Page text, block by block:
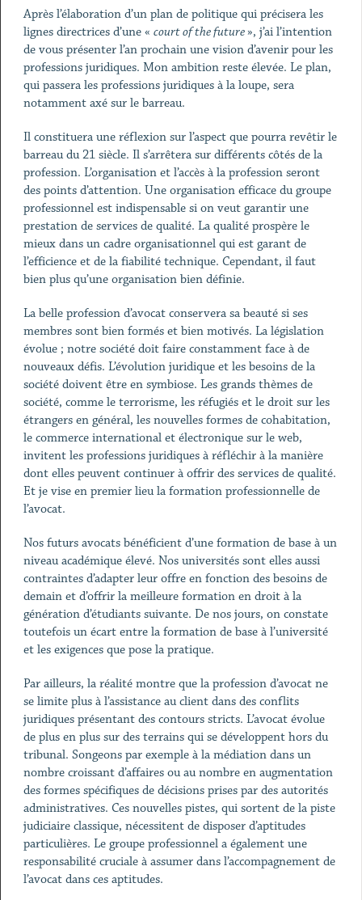
Après l’élaboration d’un plan de politique qui précisera les
lignes directrices d’une « court of the future», j’ai l’intention
de vous présenter l’an prochain une vision d’avenir pour les
professions juridiques. Mon ambition reste élevée. Le plan,
qui passera les professions juridiques à la loupe, sera
notamment axé sur le barreau.
Il constituera une réflexion sur l’aspect que pourra revêtir le
barreau du 21siècle. Il s’arrêtera sur différents côtés de la
profession. L’organisation et l’accès à la profession seront
des points d’attention. Une organisation efficace du groupe
professionnel est indispensable si on veut garantir une
prestation de services de qualité. La qualité prospère le
mieux dans un cadre organisationnel qui est garant de
l’efficience et de la fiabilité technique. Cependant, il faut
bien plus qu’une organisation bien définie.
La belle profession d’avocat conservera sa beauté si ses
membres sont bien formés et bien motivés. La législation
évolue ; notre société doit faire constamment face à de
nouveaux défis. L’évolution juridique et les besoins de la
société doivent être en symbiose. Les grands thèmes de
société, comme le terrorisme, les réfugiés et le droit sur les
étrangers en général, les nouvelles formes de cohabitation,
le commerce international et électronique sur le web,
invitent les professions juridiques à réfléchir à la manière
dont elles peuvent continuer à offrir des services de qualité.
Et je vise en premier lieu la formation professionnelle de
l’avocat.
Nos futurs avocats bénéficient d’une formation de base à un
niveau académique élevé. Nos universités sont elles aussi
contraintes d’adapter leur offre en fonction des besoins de
demain et d’offrir la meilleure formation en droit à la
génération d’étudiants suivante. De nos jours, on constate
toutefois un écart entre la formation de base à l’université
et les exigences que pose la pratique.
Par ailleurs, la réalité montre que la profession d’avocat ne
se limite plus à l’assistance au client dans des conflits
juridiques présentant des contours stricts. L’avocat évolue
de plus en plus sur des terrains qui se développent hors du
tribunal. Songeons par exemple à la médiation dans un
nombre croissant d’affaires ou au nombre en augmentation
des formes spécifiques de décisions prises par des autorités
administratives. Ces nouvelles pistes, qui sortent de la piste
judiciaire classique, nécessitent de disposer d’aptitudes
particulières. Le groupe professionnel a également une
responsabilité cruciale à assumer dans l’accompagnement de
l’avocat dans ces aptitudes.